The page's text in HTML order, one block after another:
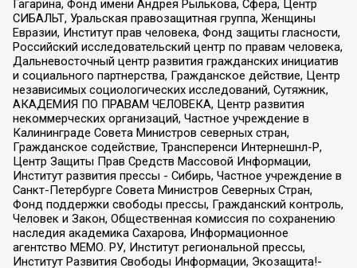
Гагарина, Фонд имени Андрея Рылькова, Сфера, Центр
СИБАЛЬТ, Уральская правозащитная группа, Женщины
Евразии, Институт прав человека, Фонд защиты гласности,
Российский исследовательский центр по правам человека,
Дальневосточный центр развития гражданских инициатив
и социального партнерства, Гражданское действие, Центр
независимых социологических исследований, Сутяжник,
АКАДЕМИЯ ПО ПРАВАМ ЧЕЛОВЕКА, Центр развития
некоммерческих организаций, Частное учреждение в
Калининграде Совета Министров северных стран,
Гражданское содействие, Трансперенси Интернешнл-Р,
Центр Защиты Прав Средств Массовой Информации,
Институт развития прессы - Сибирь, Частное учреждение в
Санкт-Петербурге Совета Министров Северных Стран,
Фонд поддержки свободы прессы, Гражданский контроль,
Человек и Закон, Общественная комиссия по сохранению
наследия академика Сахарова, Информационное
агентство МЕМО. РУ, Институт региональной прессы,
Институт Развития Свободы Информации, Экозащита!-